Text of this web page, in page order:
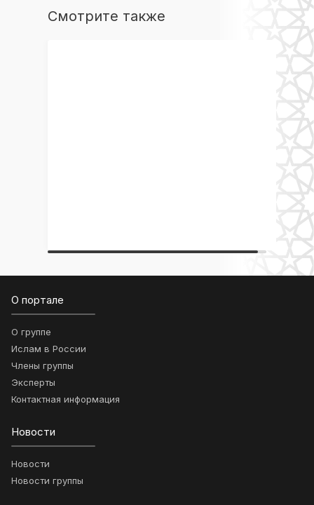
Смотрите также
О портале
О группе
Ислам в России
Члены группы
Эксперты
Контактная информация
Новости
Новости
Новости группы